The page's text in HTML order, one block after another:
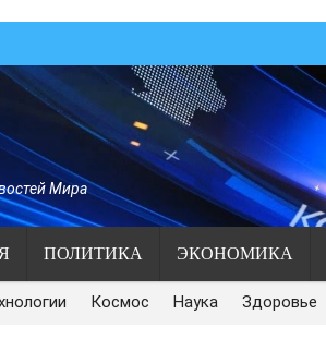
Мира
ПОЛИТИКА ЭКОНОМИКА
Космос Наука Здоровье